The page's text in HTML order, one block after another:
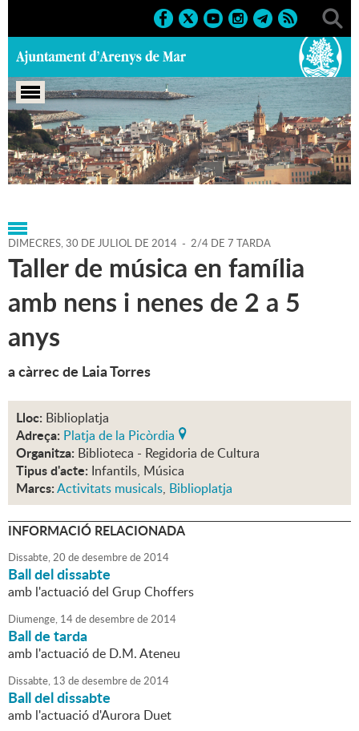
Portada > Agenda > 30-07-
2014 > Marcs > Culturals > 2014 > Biblioplatja
DIMECRES,30 DE JULIOL DE 2014 - 2/4 DE 7 TARDA
Taller de música en família
amb nens i nenes de 2 a 5
anys
a càrrec de Laia Torres
Lloc: Biblioplatja
Adreça: Platja de la Picòrdia
Organitza: Biblioteca - Regidoria de Cultura
Tipus d'acte: Infantils, Música
Marcs:Activitats musicals, Biblioplatja
INFORMACIÓ RELACIONADA
Dissabte,20 dedesembrede2014
Ball del dissabte
amb l'actuació del Grup Choffers
Diumenge, 14dedesembrede2014
Ball de tarda
amb l'actuació de D.M. Ateneu
Dissabte, 13 dedesembrede2014
Ball del dissabte
amb l'actuació d'Aurora Duet